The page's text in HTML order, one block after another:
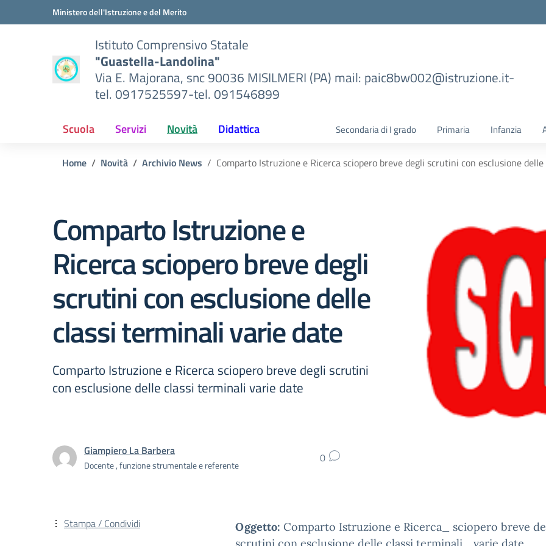
Vai ai contenuti
Vai al menu di navigazioneMinistero dell'Istruzione e del Merito
Istituto Comprensivo Statale
"Guastella-Landolina"
Via E. Majorana, snc 90036 MISILMERI (PA) mail: paic8bw002@istruzione.it-
tel. 0917525597-tel. 091546899
Scuola Servizi Novità Didattica Secondaria di I grado Primaria Infanzia
Home Novità Archivio News Comparto Istruzione e Ricerca sciopero breve degli scrutini con esclusione
Comparto Istruzione e
Ricerca sciopero breve degli
scrutini con esclusione delle
classi terminali varie date
Comparto Istruzione e Ricerca sciopero breve degli scrutini
con esclusione delle classi terminali varie date
Giampiero La Barbera
Docente , funzione strumentale e referente 0
Oggetto: Comparto Istruzione e Ricerca_ sciopero breve
Stampa / Condividi